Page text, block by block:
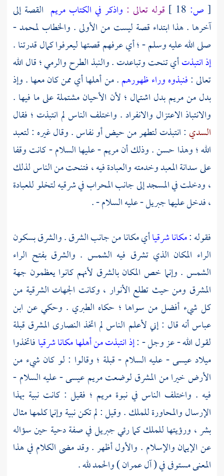
[ ص: قوله تعالى : واذكر في الكتاب مريم القصة إلى
آخرها . هذا ابتداء قصة ليست من الأولى . والخطابلمحمد-
صلى الله عليه وسلم - ؛ أي عرفهم قصتها ليعرفوا كمال قدرتنا .
إذ انتبذتأي تنحت وتباعدت . والنبذ الطرح والرمي ؛ قال الله
تعالى :فنبذوه وراء ظهورهم. من أهلها أي ممن كان معها . وإذ
بدل منمريمبدل اشتمال ؛ لأن الأحيان مشتملة على ما فيها .
والانتباذ الاعتزال والانفراد . واختلف الناس لم انتبذت ؛ فقال
السدي : انتبذت لتطهر من حيض أو نفاس . وقال غيره : لتعبد
الله ؛ وهذا حسن . وذلك أنمريم- عليها السلام - كانت وقفا
على سدانة المعبد وخدمته والعبادة فيه ، فتنحت من الناس لذلك
، ودخلت في المسجد إلى جانب المحراب في شرقيه لتخلو للعبادة
، فدخل عليهاجبريل- عليه السلام - .
فقوله :مكانا شرقياأي مكانا من جانب الشرق . والشرق بسكون
الراء المكان الذي تشرق فيه الشمس . والشرق بفتح الراء
الشمس . وإنما خص المكان بالشرق لأنهم كانوا يعظمون جهة
المشرق ومن حيث تطلع الأنوار ، وكانت الجهات الشرقية من
كل شيء أفضل من سواها ؛ حكاه الطبري . وحكي عن ابن
عباسأنه قال : إني لأعلم الناس لم اتخذالنصارى المشرق قبلة
لقول الله - عز وجل - :إذ انتبذت من أهلها مكانا شرقيافاتخذوا
ميلادعيسى- عليه السلام - قبلة ؛ وقالوا : لو كان شيء من
الأرض خيرا من المشرق لوضعتمريمعيسى- عليه السلام -
فيه . واختلف الناس في نبوة مريم ؛ فقيل : كانت نبية بهذا
الإرسال والمحاورة للملك . وقيل : لم تكن نبية وإنما كلمها مثال
بشر ، ورؤيتها للملك كما رئيجبريلفي صفةدحية حين سؤاله
عن الإيمان والإسلام . والأول أظهر . وقد مضى الكلام في هذا
المعنى مستوفى في ( آل عمران ) والحمد لله .